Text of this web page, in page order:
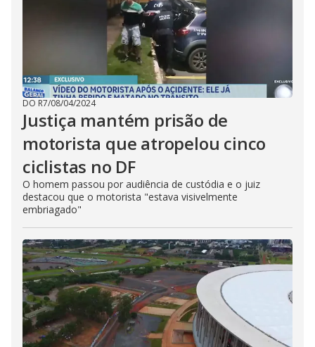
DO R7/08/04/2024
Justiça mantém prisão de
motorista que atropelou cinco
ciclistas no DF
O homem passou por audiência de custódia e o juiz
destacou que o motorista "estava visivelmente
embriagado"